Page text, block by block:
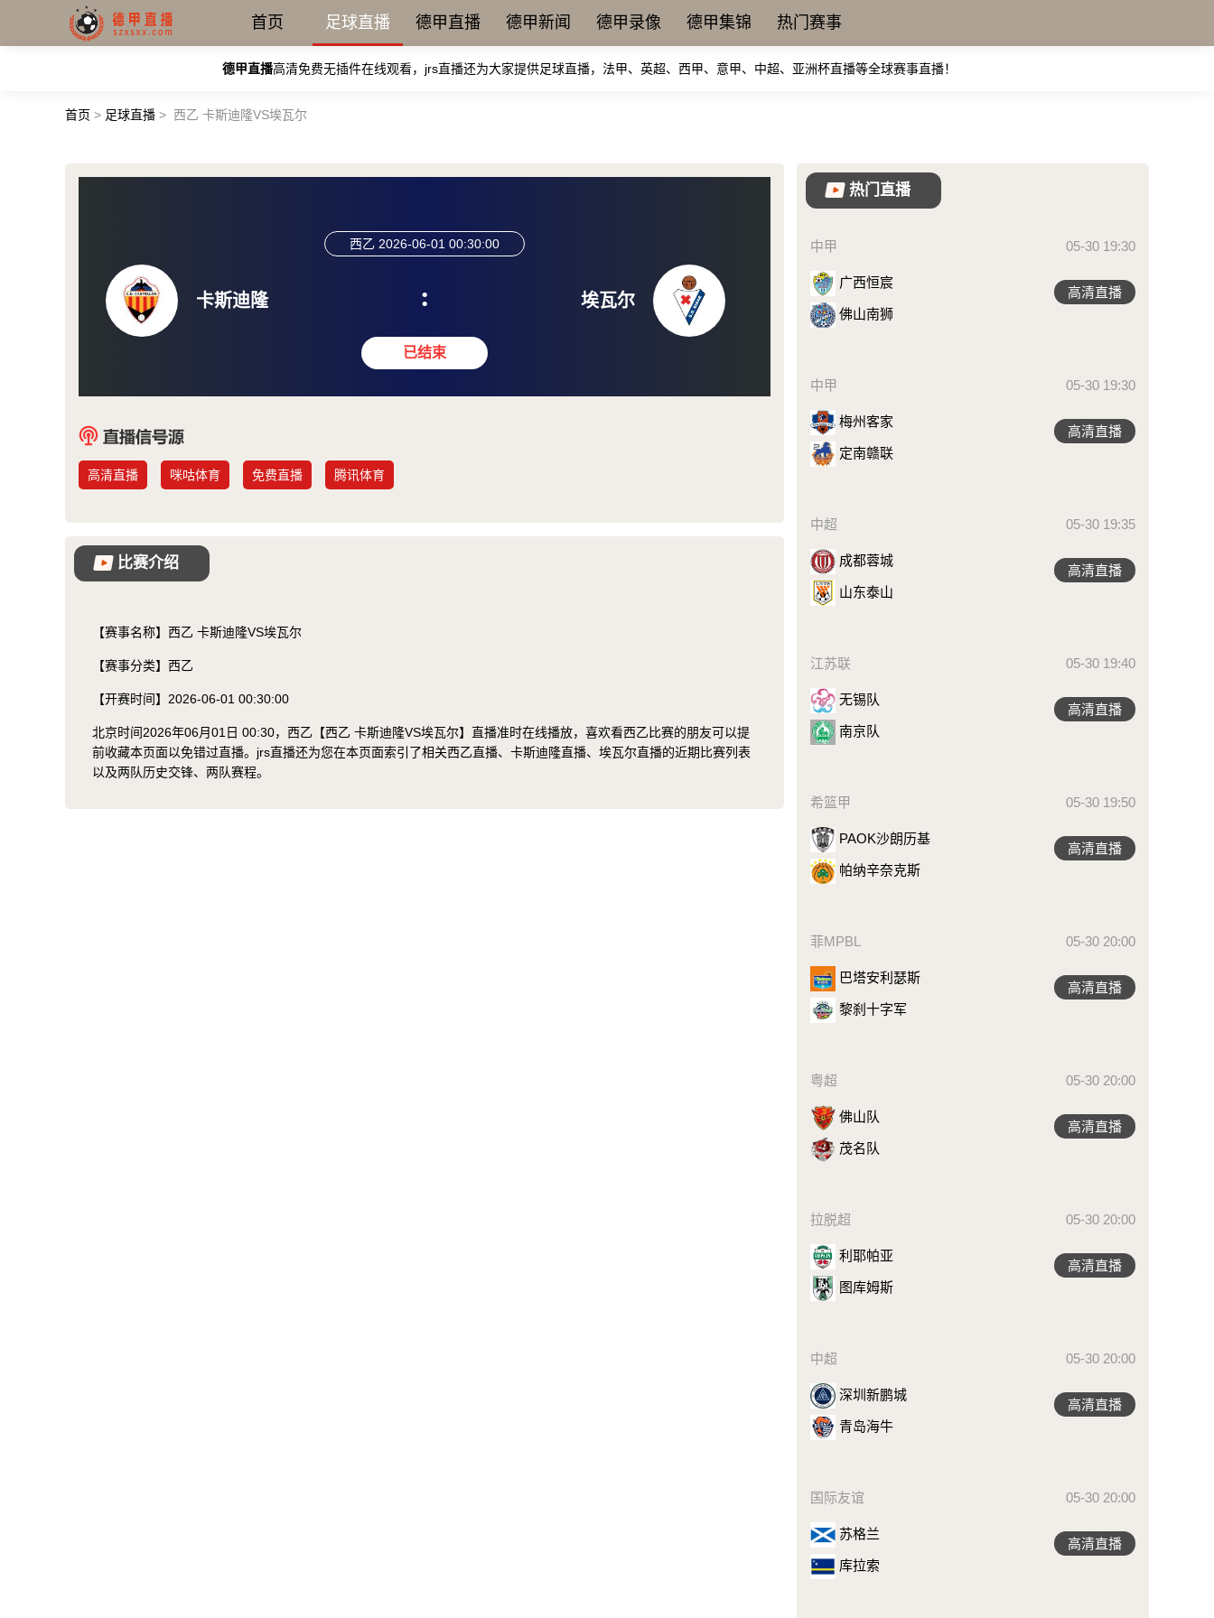
首页 足球直播 德甲直播 德甲新闻 德甲录像 德甲集锦 热门赛事
德甲直播高清免费无插件在线观看，jrs直播还为大家提供足球直播，法甲、英超、西甲、意甲、中超、亚洲杯直播等全球赛事直播！
首页 > 足球直播 > 西乙 卡斯迪隆VS埃瓦尔
卡斯迪隆
西乙 2026-06-01 00:30:00
:
已结束
埃瓦尔
高清直播 咪咕体育 免费直播 腾讯体育
比赛介绍
【赛事名称】 西乙 卡斯迪隆VS埃瓦尔
【赛事分类】 西乙
【开赛时间】 2026-06-01 00:30:00
北京时间2026年06月01日 00:30，西乙【西乙 卡斯迪隆VS埃瓦尔】直播准时在线播放，喜欢看西乙比赛的朋友可以提
前收藏本页面以免错过直播。jrs直播还为您在本页面索引了相关西乙直播、卡斯迪隆直播、埃瓦尔直播的近期比赛列表
以及两队历史交锋、两队赛程。
热门直播
中甲 05-30 19:30
广西恒宸
佛山南狮
高清直播
中甲 05-30 19:30
梅州客家
定南赣联
高清直播
中超 05-30 19:35
成都蓉城
山东泰山
高清直播
江苏联 05-30 19:40
无锡队
南京队
高清直播
希篮甲 05-30 19:50
PAOK沙朗历基
帕纳辛奈克斯
高清直播
菲MPBL 05-30 20:00
巴塔安利瑟斯
黎刹十字军
高清直播
粤超 05-30 20:00
佛山队
茂名队
高清直播
拉脱超 05-30 20:00
利耶帕亚
图库姆斯
高清直播
中超 05-30 20:00
深圳新鹏城
青岛海牛
高清直播
国际友谊 05-30 20:00
苏格兰
库拉索
高清直播